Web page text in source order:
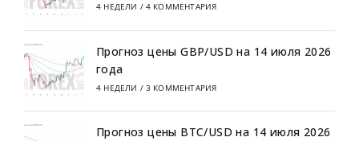
4 НЕДЕЛИ / 4 КОММЕНТАРИЯ
Прогноз цены GBP/USD на 14 июля 2026
года
4 НЕДЕЛИ / 3 КОММЕНТАРИЯ
Прогноз цены BTC/USD на 14 июля 2026